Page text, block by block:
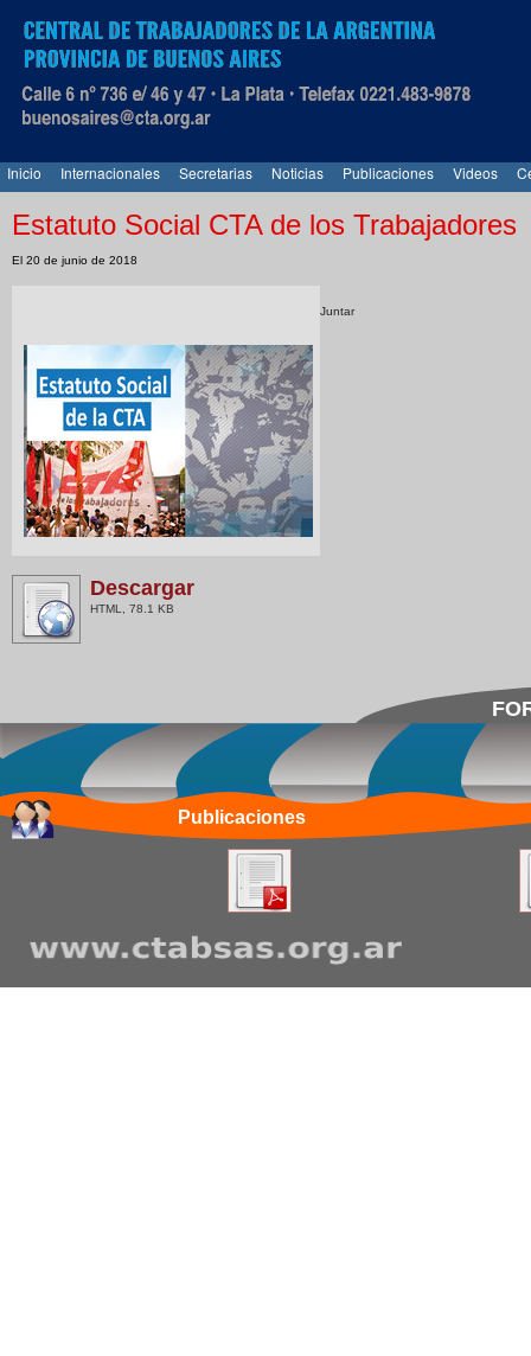
Inicio Internacionales Secretarias Noticias Publicaciones Videos
Estatuto Social CTA de los Trabajadores
El 20 de junio de 2018
Juntar
Descargar
HTML, 78.1 KB
Publicaciones